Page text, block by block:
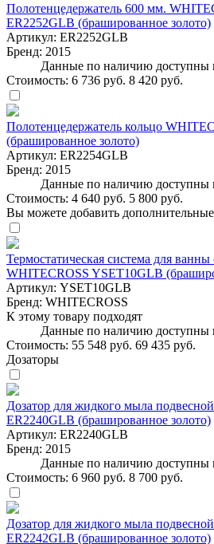
Полотенцедержатель 600 мм.
ER2252GLB (брашированное золото)
Артикул: ER2252GLB
Бренд: 2015
Данные по наличию доступны
Стоимость: 6 736 руб. 8 420 руб.
Полотенцедержатель кольцо
(брашированное золото)
Артикул: ER2254GLB
Бренд: 2015
Данные по наличию доступны
Стоимость: 4 640 руб. 5 800 руб.
Вы можете добавить
Термостатическая система для
WHITECROSS YSET10GLB
Артикул: YSET10GLB
Бренд: WHITECROSS
К этому товару подходят
Данные по наличию доступны
Стоимость: 55 548 руб. 69 435 руб.
Дозаторы
Дозатор для жидкого мыла
ER2240GLB (брашированное золото)
Артикул: ER2240GLB
Бренд: 2015
Данные по наличию доступны
Стоимость: 6 960 руб. 8 700 руб.
Дозатор для жидкого мыла
ER2242GLB (брашированное золото)